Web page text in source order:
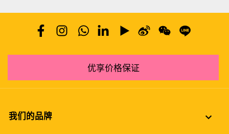
优享价格保证
我们的品牌